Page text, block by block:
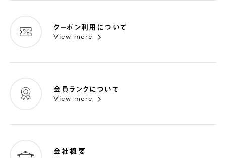
クーポン利用について
View more
会員ランクについて
View more
会社概要